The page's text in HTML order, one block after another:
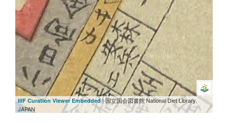
IIIF Curation Viewer Embedded| 国立国会図書館 National Diet Library,
JAPAN